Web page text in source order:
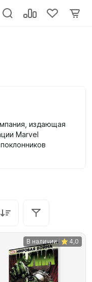
издающая
Marvel
В наличии 4,0